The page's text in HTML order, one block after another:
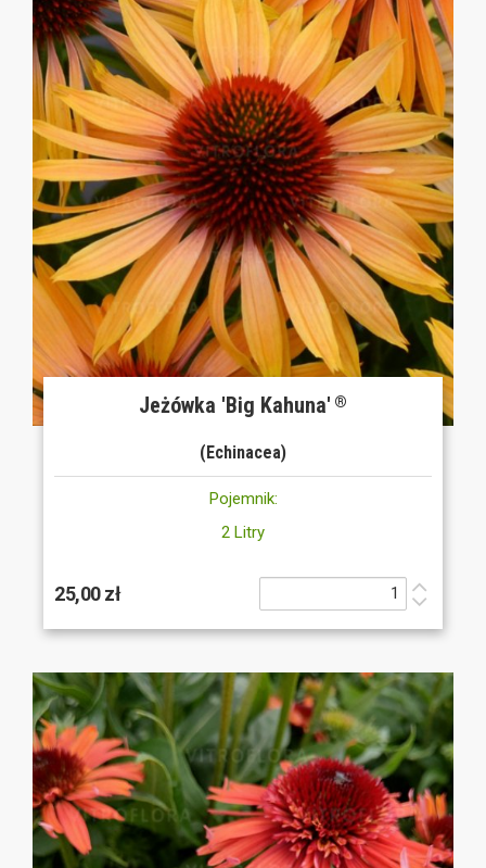
Jeżówka 'Big Kahuna' ®
(Echinacea)
Pojemnik:
2 Litry
25,00 zł